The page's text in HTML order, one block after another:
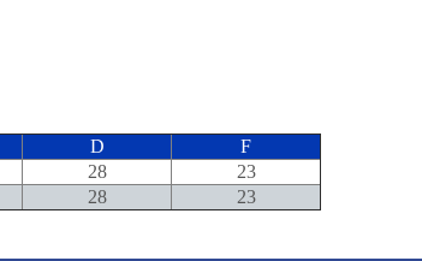
D
F
28
23
28 23